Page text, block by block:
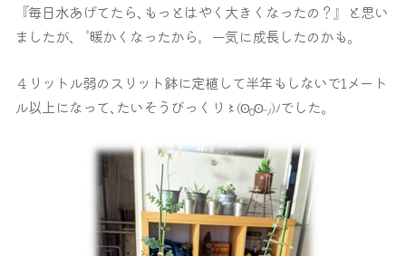
『毎日水あげてたら､もっとはやく大きくなったの？』と思い
ましたが､〝暖かくなったから〟一気に成長したのかも｡
４リットル弱のスリット鉢に定植して半年もしないで1メート
ル以上になって､たいそうびっくり 〻(ʘ0ʘ˶ﾉ)ﾉでした｡